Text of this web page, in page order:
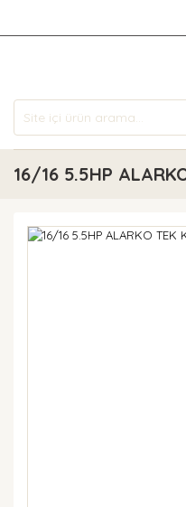
16/16 5.5HP